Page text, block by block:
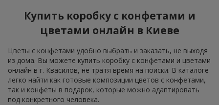
Купить коробку с конфетами и
цветами онлайн в Киеве
Цветы с конфетами удобно выбрать и заказать, не выходя
из дома. Вы можете купить коробку с конфетами и цветами
онлайн в г. Квасилов, не тратя время на поиски. В каталоге
легко найти как готовые композиции цветов с конфетами,
так и конфеты в подарок, которые можно адаптировать
под конкретного человека.